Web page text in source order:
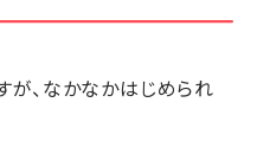
、なかなかはじめられ